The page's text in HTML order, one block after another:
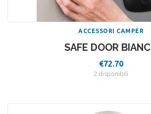
ACCESSORI CAMPER
SAFE DOOR
€72.70
2 disponibili